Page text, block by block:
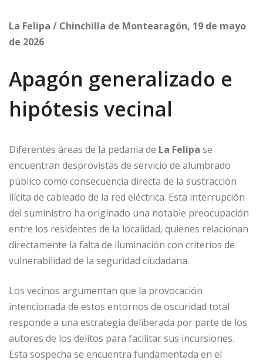
La Felipa / Chinchilla de Montearagón, 19 de mayo
de 2026
Apagón generalizado e
hipótesis vecinal
Diferentes áreas de la pedanía de La Felipa se
encuentran desprovistas de servicio de alumbrado
público como consecuencia directa de la sustracción
ilícita de cableado de la red eléctrica. Esta interrupción
del suministro ha originado una notable preocupación
entre los residentes de la localidad, quienes relacionan
directamente la falta de iluminación con criterios de
vulnerabilidad de la seguridad ciudadana.
Los vecinos argumentan que la provocación
intencionada de estos entornos de oscuridad total
responde a una estrategia deliberada por parte de los
autores de los delitos para facilitar sus incursiones.
Esta sospecha se encuentra fundamentada en el